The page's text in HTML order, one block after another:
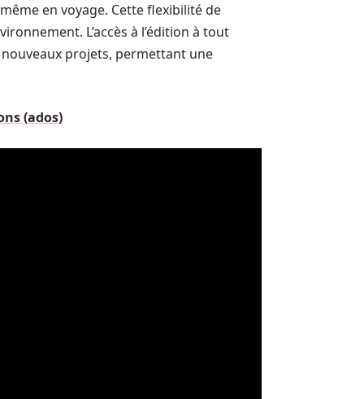
en voyage. Cette flexibilité de
L’accès à l’édition à tout
projets, permettant une
(ados)